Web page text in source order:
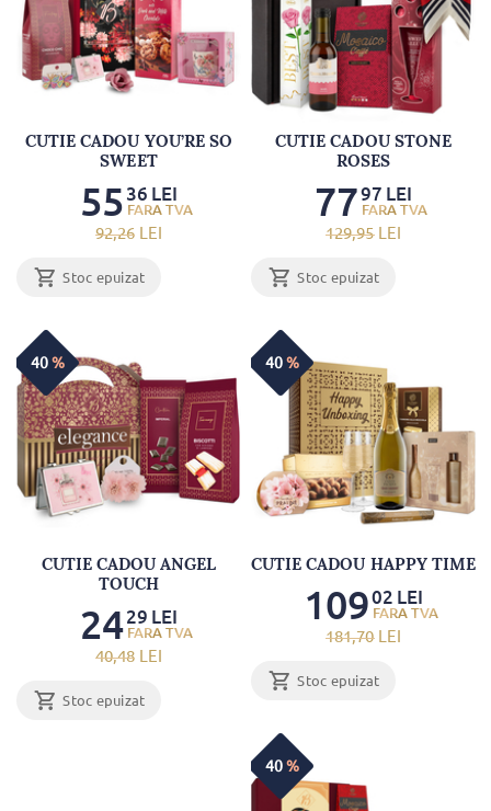
CUTIE CADOU YOU’RE SO
SWEET
92,26 LEI
55 36 LEI
Stoc epuizat
CUTIE CADOU STONE
ROSES
129,95 LEI
7797 LEI
Stoc epuizat
40%
CUTIE CADOU ANGEL
TOUCH
40,48 LEI
2429 LEI
Stoc epuizat
40%
CUTIE CADOU HAPPY TIME
181,70 LEI
10902 LEI
Stoc epuizat
40%